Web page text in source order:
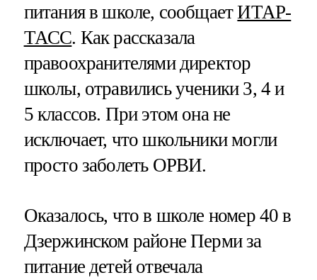
питания в школе, сообщаетИТАР-
ТАСС. Как рассказала
правоохранителями директор
школы, отравились ученики 3, 4 и
5 классов. При этом она не
исключает, что школьники могли
просто заболеть ОРВИ.
Оказалось, что в школе номер 40 в
Дзержинском районе Перми за
питание детей отвечала